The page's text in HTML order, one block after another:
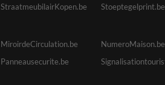
StraatmeubilairKopen.be Stoeptegelprint.be
MiroirdeCirculation.be
NumeroMaison.be
Panneausecurite.be